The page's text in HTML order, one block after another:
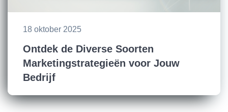
18 oktober 2025
Ontdek de Diverse Soorten
Marketingstrategieën voor Jouw
Bedrijf